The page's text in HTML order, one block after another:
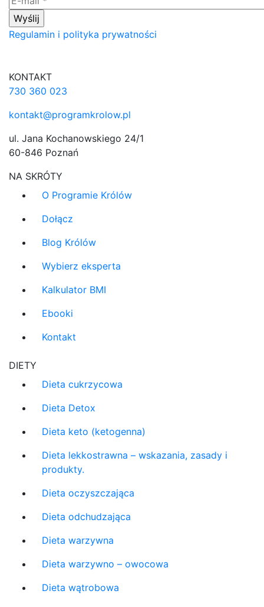
Regulamin i polityka prywatności
KONTAKT
730 360 023
kontakt@programkrolow.pl
ul. Jana Kochanowskiego 24/1
60-846 Poznań
NA SKRÓTY
O Programie Królów
Dołącz
Blog Królów
Wybierz eksperta
Kalkulator BMI
Ebooki
Kontakt
DIETY
Dieta cukrzycowa
Dieta Detox
Dieta keto (ketogenna)
Dieta lekkostrawna – wskazania, zasady i
produkty.
Dieta oczyszczająca
Dieta odchudzająca
Dieta warzywna
Dieta warzywno – owocowa
Dieta wątrobowa